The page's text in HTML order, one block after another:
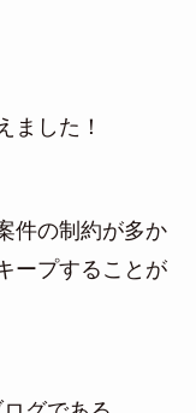
ました！
件の制約が多か
ープすることが